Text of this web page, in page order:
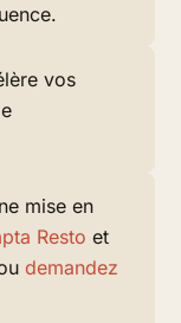
vos
mise en
Resto et
demandez